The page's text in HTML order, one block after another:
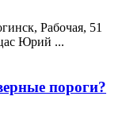
Рабочая, 51
Юрий ...
пороги?